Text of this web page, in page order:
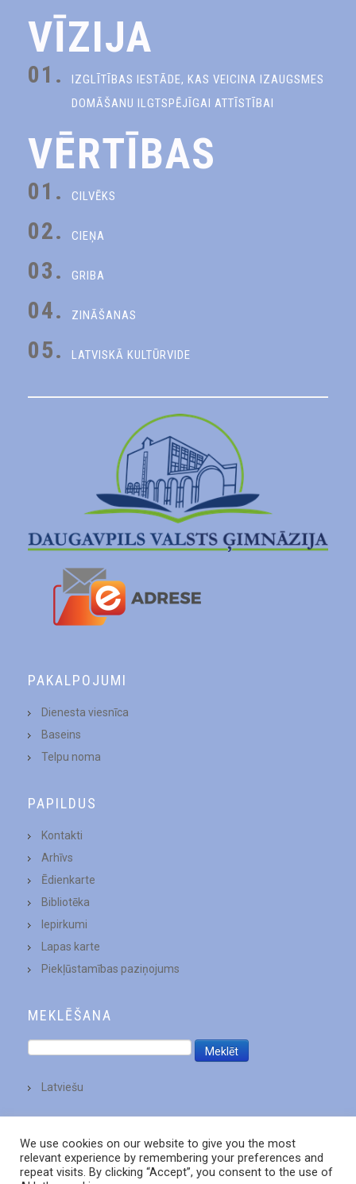
VĪZIJA
01.
IZGLĪTĪBAS IESTĀDE, KAS VEICINA IZAUGSMES
DOMĀŠANU ILGTSPĒJĪGAI ATTĪSTĪBAI
VĒRTĪBAS
01. CILVĒKS
02. CIEŅA
03. GRIBA
04. ZINĀŠANAS
05. LATVISKĀ KULTŪRVIDE
PAKALPOJUMI
Dienesta viesnīca
Baseins
Telpu noma
PAPILDUS
Kontakti
Arhīvs
Ēdienkarte
Bibliotēka
Iepirkumi
Lapas karte
Piekļūstamības paziņojums
MEKLĒŠANA
Latviešu
We use cookies on our website to give you the most
relevant experience by remembering your preferences and
repeat visits. By clicking “Accept”, you consent to the use of